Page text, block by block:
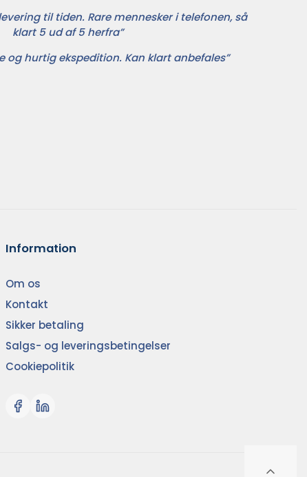
til tiden. Rare mennesker i telefonen, så
klart 5 ud af 5 herfra”
og hurtig ekspedition. Kan klart anbefales”
Information
Om os
Kontakt
Sikker betaling
Salgs- og leveringsbetingelser
Cookiepolitik